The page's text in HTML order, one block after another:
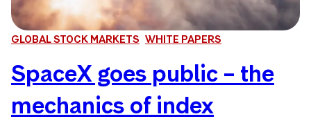
GLOBAL STOCK MARKETS WHITE PAPERS
SpaceX goes public – the
mechanics of index